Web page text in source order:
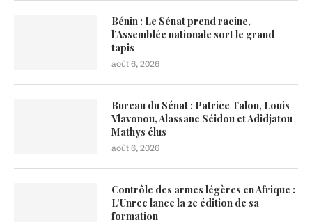
Bénin : Le Sénat prend racine,
l’Assemblée nationale sort le grand
tapis
août 6, 2026
Bureau du Sénat : Patrice Talon, Louis
Vlavonou, Alassane Séidou et Adidjatou
Mathys élus
août 6, 2026
Contrôle des armes légères en Afrique :
L’Unrec lance la 2e édition de sa
formation